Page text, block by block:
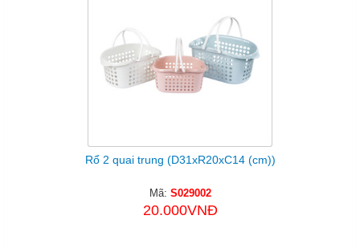
Rổ 2 quai trung (D31xR20xC14 (cm))
Mã: S029002
20.000VNĐ